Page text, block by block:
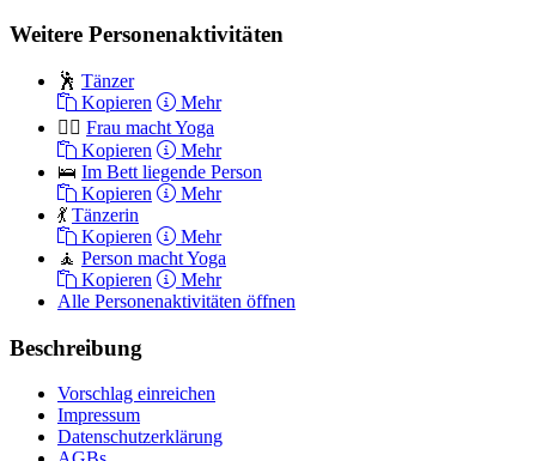
Weitere Personenaktivitäten
🕺 Tänzer
Kopieren
Mehr
🧘‍♀️ Frau macht Yoga
Kopieren
Mehr
🛌 Im Bett liegende Person
Kopieren
Mehr
💃 Tänzerin
Kopieren
Mehr
🧘 Person macht Yoga
Kopieren
Mehr
Alle Personenaktivitäten öffnen
Beschreibung
Vorschlag einreichen
Impressum
Datenschutzerklärung